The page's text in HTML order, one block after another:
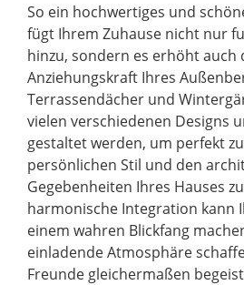
So ein hochwertiges und
fügt Ihrem Zuhause nicht nur
hinzu, sondern es erhöht auch
Anziehungskraft Ihres
Terrassendächer und
vielen verschiedenen Designs
gestaltet werden, um perfekt
persönlichen Stil und den
Gegebenheiten Ihres Hauses
harmonische Integration kann
einem wahren Blickfang
einladende Atmosphäre
Freunde gleichermaßen